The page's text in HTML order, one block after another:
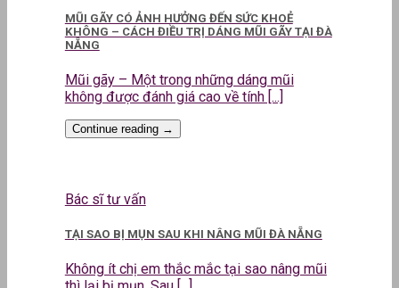
MŨI GÃY CÓ ẢNH HƯỞNG ĐẾN SỨC KHOẺ
KHÔNG – CÁCH ĐIỀU TRỊ DÁNG MŨI GÃY TẠI ĐÀ
NẴNG
Mũi gãy – Một trong những dáng mũi
không được đánh giá cao về tính [...]
Continue reading →
Bác sĩ tư vấn
TẠI SAO BỊ MỤN SAU KHI NÂNG MŨI ĐÀ NẴNG
Không ít chị em thắc mắc tại sao nâng mũi